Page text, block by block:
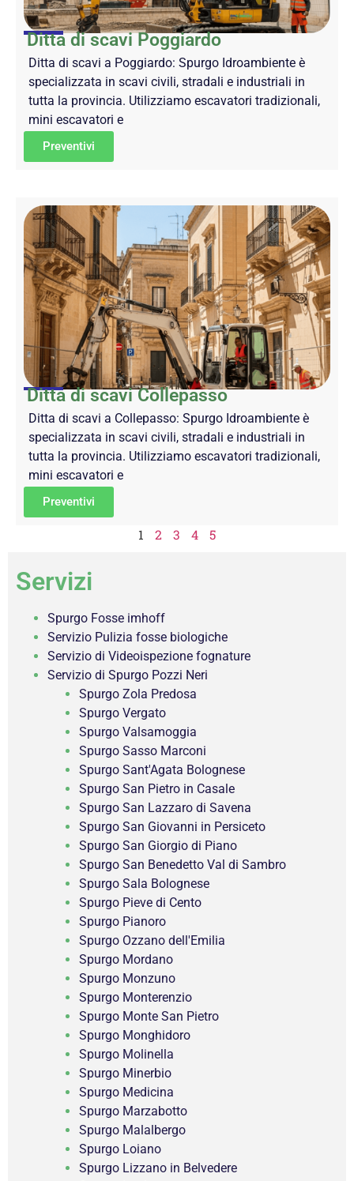
Ditta di scavi Poggiardo
Ditta di scavi a Poggiardo: Spurgo Idroambiente è
specializzata in scavi civili, stradali e industriali in
tutta la provincia. Utilizziamo escavatori tradizionali,
mini escavatori e
Preventivi
Ditta di scavi Collepasso
Ditta di scavi a Collepasso: Spurgo Idroambiente è
specializzata in scavi civili, stradali e industriali in
tutta la provincia. Utilizziamo escavatori tradizionali,
mini escavatori e
Preventivi
1 2 3 4 5
Servizi
Spurgo Fosse imhoff
Servizio Pulizia fosse biologiche
Servizio di Videoispezione fognature
Servizio di Spurgo Pozzi Neri
Spurgo Zola Predosa
Spurgo Vergato
Spurgo Valsamoggia
Spurgo Sasso Marconi
Spurgo Sant'Agata Bolognese
Spurgo San Pietro in Casale
Spurgo San Lazzaro di Savena
Spurgo San Giovanni in Persiceto
Spurgo San Giorgio di Piano
Spurgo San Benedetto Val di Sambro
Spurgo Sala Bolognese
Spurgo Pieve di Cento
Spurgo Pianoro
Spurgo Ozzano dell'Emilia
Spurgo Mordano
Spurgo Monzuno
Spurgo Monterenzio
Spurgo Monte San Pietro
Spurgo Monghidoro
Spurgo Molinella
Spurgo Minerbio
Spurgo Medicina
Spurgo Marzabotto
Spurgo Malalbergo
Spurgo Loiano
Spurgo Lizzano in Belvedere